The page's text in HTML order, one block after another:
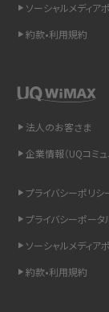
LINEで送信取り消し
詳しく解説
Wi-Fiを快適に使うた
紹介
LINEの着信音や通知
着信拒否とは？設定
LINEでブロックされ
ソーシャルメディア
約款•利用規約
法人のお客さま
企業情報（UQコミュ
プライバシーポリシ
プライバシーポータ
ソーシャルメディア
約款•利用規約